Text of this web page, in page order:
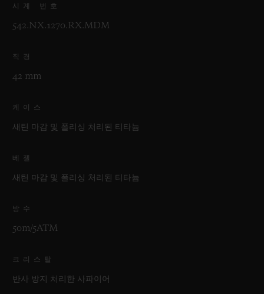
시계 번호
542.NX.1270.RX.MDM
직경
42 mm
케이스
새틴 마감 및 폴리싱 처리된 티타늄
베젤
새틴 마감 및 폴리싱 처리된 티타늄
방수
50m/5ATM
크리스탈
반사 방지 처리한 사파이어